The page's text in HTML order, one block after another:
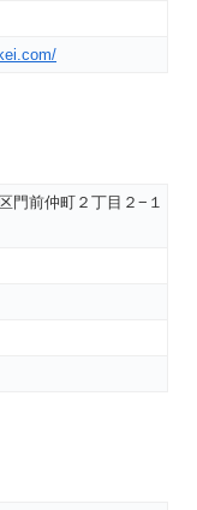
門前仲町２丁目２−１